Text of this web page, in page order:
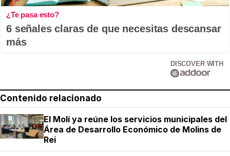
¿Te pasa esto?
6 señales claras de que necesitas descansar
más
DISCOVER WITH
Contenido relacionado
El Molí ya reúne los servicios municipales del
Área de Desarrollo Económico de Molins de
Rei